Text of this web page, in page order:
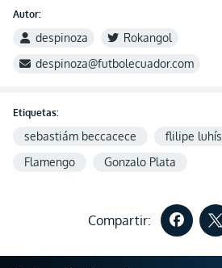
Autor:
despinoza
Rokangol
despinoza@futbolecuador.com
Etiquetas:
sebastiám beccacece flilipe luhís
Flamengo
Gonzalo Plata
Compartir: